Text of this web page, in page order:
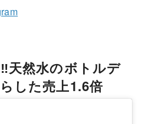
天然水のボトルデ
した売上1.6倍